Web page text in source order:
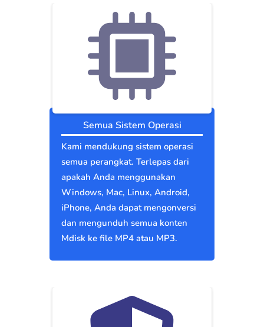
Semua Sistem Operasi
Kami mendukung sistem operasi
semua perangkat. Terlepas dari
apakah Anda menggunakan
Windows, Mac, Linux, Android,
iPhone, Anda dapat mengonversi
dan mengunduh semua konten
Mdisk ke file MP4 atau MP3.